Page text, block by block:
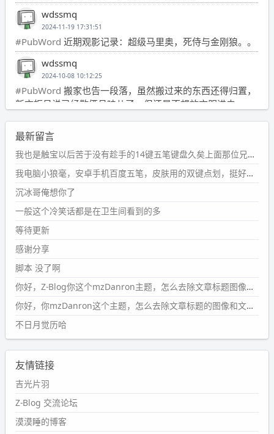
wdssmq
2024-11-19 17:31:51
#PubWord 近期观影记录：超级马里奥，死侍与金刚狼。。
wdssmq
2024-10-08 10:12:25
#PubWord 搬家也告一段落，虽然搬过来的东西还得归置，
新衣柜虽说已经散俩月味儿了，但还是不想放衣服进去。
wdssmq
2024-09-23 21:00:49
#PubWord要不我每年汇总整理一次？？碎雨集_沉冰浮水_
第1页https://www.wdssmq.com/tag/%E7%A2%8E%E9%9
B%A8%E9%9B%86/
wdssmq
2024-09-23 20:58:40
#PubWord
条嘟？？？？
wdssmq
2024-09-15 10:32:07
#PubWordVSCode 内 git 操作卡住的时候没办法主动取消
一直是个痛点，一般都是推送或拉取，今天连提交都卡
了。。
wdssmq
2024-09-11 08:45:43
#PubWord
然后天凉了，为了应对踢被子买了睡袋，不知道 1.2 米会不
会略窄。。
wdssmq
2024-09-09 19:43:00
最新留言
我也是触宝以后苦于没有趁手的14键五笔键盘久矣上面那位兄台用的百度双键点划布局我也用过很久，那个皮肤做得很粗糙，个别键位的触发区域是错位的，快速打字时很容易出错，修改它的皮肤文件校正后勉强能用，但早年出的皮肤分辨率太低，实在谈不上美观。百度小米定制版的商店里有一个"小黑板"皮肤还不错(百度官方输入法商店里没有)，但那个风格我不喜欢这两天找到了一个叫"森林集"的公众号，开发了海量的皮肤，很多都有14键版本，付费但很便宜，几块钱，终于有自己满意的输入法了搜了一下，这个工作室还是百度的官方合作伙伴，不知道为什么14键作品都不在官方商店上架，难道是百度官方在刻意放弃14键？
我电脑小狼毫，安卓手机百度五笔，皮肤用的双键点划，挺好的。
沉冰哥俺想你了
一般这个冷笑话都是在卫生间看到的多
等待更新
感谢分享
脚本 没了啊
你好，Z-Blog你这个mzDanron主题，怎么去除文章标题图像和文章摘要，仅显示标题，感谢回复！
你好，你mzDanron这个主题，怎么去除文章标题的图像和文章摘要！仅显示标题，感谢回复解决！
不日月觉历哈
友情链接
吉光片羽
Z-Blog 交流论坛
漠漠睡的博客